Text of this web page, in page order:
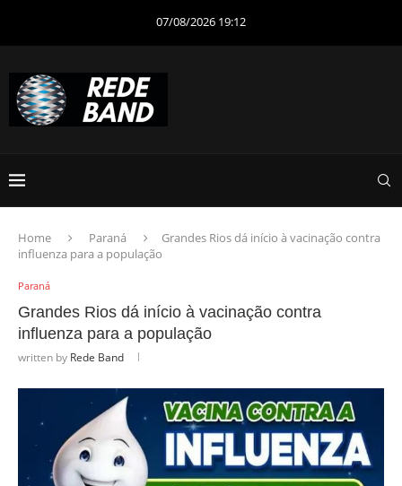
07/08/2026 19:12
Home Paraná
Grandes Rios dá início à vacinação contra
influenza para a população
Paraná
Grandes Rios dá início à vacinação contra
influenza para a população
written by Rede Band